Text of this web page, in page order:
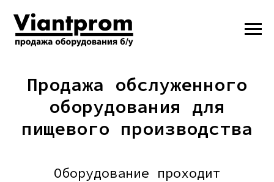
Продажа обслуженного
оборудования для
пищевого производства
Оборудование проходит